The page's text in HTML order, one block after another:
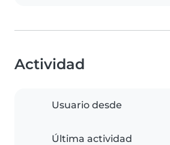
Actividad
Usuario desde
Última actividad